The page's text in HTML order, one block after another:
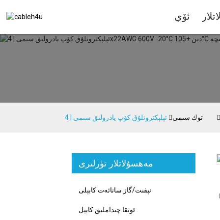
ئۆي
توك سىمى
مەھسۇلاتلار تۈرلىرى
نېفىت/گاز سانائەت كابېلى
ئوتقا چىداملىق كابېل
Loading...
Loading...